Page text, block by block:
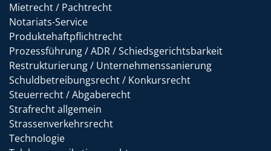
Mietrecht / Pachtrecht
Notariats-Service
Produktehaftpflichtrecht
Prozessführung / ADR / Schiedsgerichtsbarkeit
Restrukturierung / Unternehmenssanierung
Schuldbetreibungsrecht / Konkursrecht
Steuerrecht / Abgaberecht
Strafrecht allgemein
Strassenverkehrsrecht
Technologie